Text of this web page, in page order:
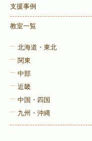
支援事例
教室一覧
北海道・東北
関東
中部
近畿
中国・四国
九州・沖縄